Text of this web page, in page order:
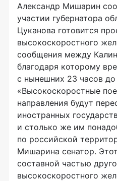
Александр Мишарин
участии губернатора
Цуканова готовится
высокоскоростного
сообщения между
благодаря которому
с нынешних 23 часов до
«Высокоскоростные
направления будут
иностранных
и столько же им
по российской
Мишарина сенатор.
составной частью
высокоскоростного